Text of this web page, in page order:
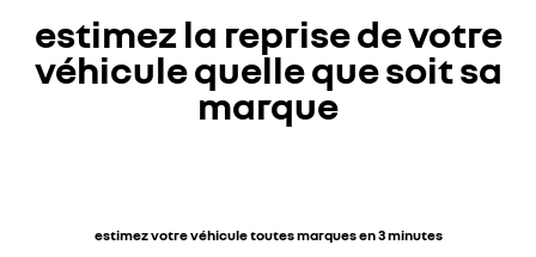
estimez la reprise de votre
véhicule quelle que soit sa
marque
estimez votre véhicule toutes marques en 3 minutes